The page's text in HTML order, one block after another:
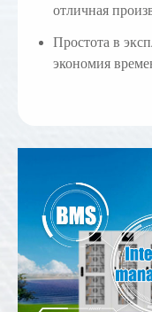
отличная
Простота в
экономия